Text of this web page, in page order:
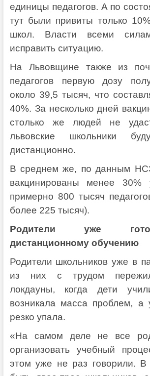
единицы педагогов. А по
тут были привиты только
школ. Власти всеми
исправить ситуацию.
На Львовщине также из
педагогов первую дозу
около 39,5 тысяч, что
40%. За несколько дней
столько же людей не
львовские школьники
дистанционно.
В среднем же, по данным
вакцинированы менее 30%
примерно 800 тысяч
более 225 тысяч).
Родители уже
дистанционному обучению
Родители школьников уже в
из них с трудом
локдауны, когда дети
возникала масса проблем, а
резко упала.
«На самом деле не все
организовать учебный
этом уже не раз говорили.